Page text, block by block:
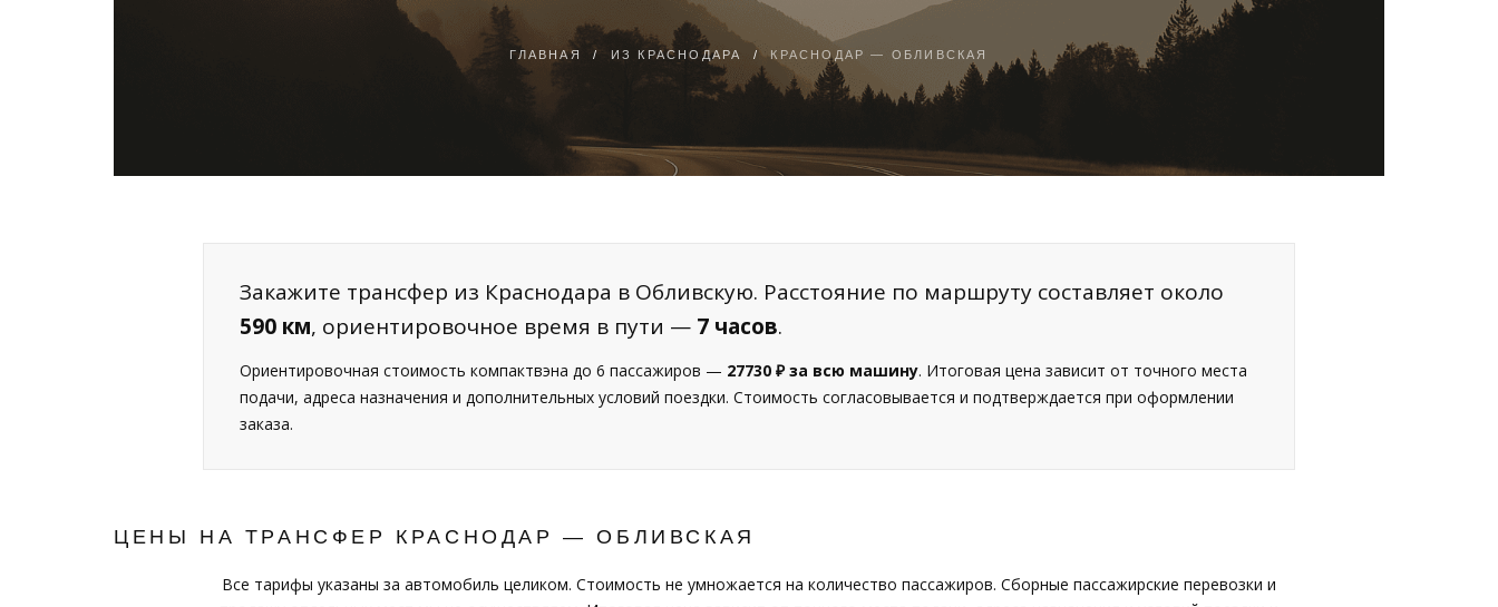
ГЛАВНАЯ / ИЗ КРАСНОДАРА / КРАСНОДАР — ОБЛИВСКАЯ
Закажите трансфер из Краснодара в Обливскую. Расстояние по маршруту составляет около
590 км, ориентировочное время в пути — 7 часов.
Ориентировочная стоимость компактвэна до 6 пассажиров — 27730 ₽ за всю машину. Итоговая цена зависит от точного места
подачи, адреса назначения и дополнительных условий поездки. Стоимость согласовывается и подтверждается при оформлении
заказа.
ЦЕНЫ НА ТРАНСФЕР КРАСНОДАР — ОБЛИВСКАЯ
Все тарифы указаны за автомобиль целиком. Стоимость не умножается на количество пассажиров. Сборные пассажирские перевозки и